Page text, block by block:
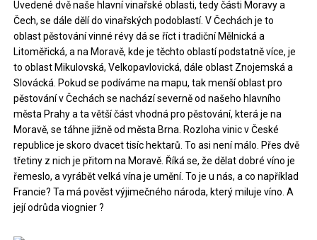
Uvedené dvě naše hlavní vinařské oblasti, tedy části Moravy a
Čech, se dále dělí do vinařských podoblastí. V Čechách je to
oblast pěstování vinné révy dá se říct i tradiční Mělnická a
Litoměřická, a na Moravě, kde je těchto oblastí podstatně více, je
to oblast Mikulovská, Velkopavlovická, dále oblast Znojemská a
Slovácká. Pokud se podíváme na mapu, tak menší oblast pro
pěstování v Čechách se nachází severně od našeho hlavního
města Prahy a ta větší část vhodná pro pěstování, která je na
Moravě, se táhne jižně od města Brna. Rozloha vinic v České
republice je skoro dvacet tisíc hektarů. To asi není málo. Přes dvě
třetiny z nich je přitom na Moravě. Říká se, že dělat dobré víno je
řemeslo, a vyrábět velká vína je umění. To je u nás, a co například
Francie? Ta má pověst výjimečného národa, který miluje víno. A
její odrůdaviognier?